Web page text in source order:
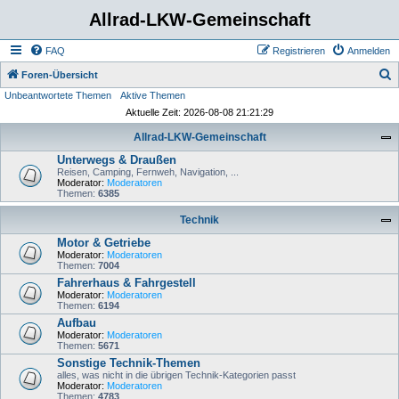
Allrad-LKW-Gemeinschaft
FAQ Anmelden
Registrieren
Foren-Übersicht
Unbeantwortete Themen
Aktive Themen
Aktuelle Zeit: 2026-08-08 21:21:29
Allrad-LKW-Gemeinschaft
Unterwegs & Draußen
Reisen, Camping, Fernweh, Navigation, ...
Moderator: Moderatoren
Themen: 6385
Technik
Motor & Getriebe
Moderator: Moderatoren
Themen: 7004
Fahrerhaus & Fahrgestell
Moderator: Moderatoren
Themen: 6194
Aufbau
Moderator: Moderatoren
Themen: 5671
Sonstige Technik-Themen
alles, was nicht in die übrigen Technik-Kategorien passt
Moderator: Moderatoren
Themen: 4783